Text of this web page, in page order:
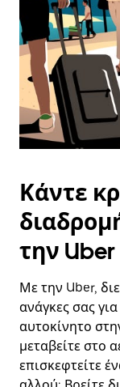
Κάντε
την Uber
Με την Uber,
ανάγκες σας
αυτοκίνητο
μεταβείτε στο
επισκεφτείτε